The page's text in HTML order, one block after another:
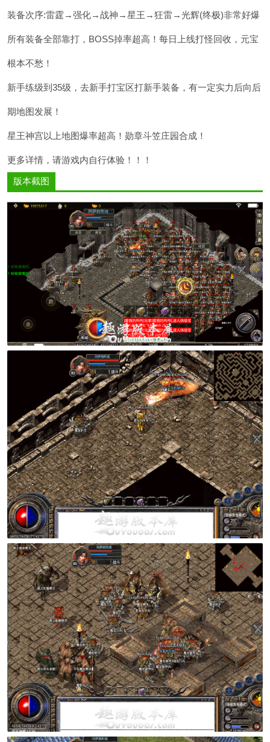
装备次序:雷霆→强化→战神→星王→狂雷→光辉(终极)非常好爆
所有装备全部靠打，BOSS掉率超高！每日上线打怪回收，元宝
根本不愁！
新手练级到35级，去新手打宝区打新手装备，有一定实力后向后
期地图发展！
星王神宫以上地图爆率超高！勋章斗笠庄园合成！
更多详情，请游戏内自行体验！！！
版本截图